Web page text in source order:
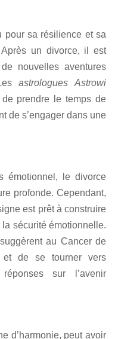
pour sa résilience et sa
un divorce, il est
nouvelles aventures
astrologues Astrowi
prendre le temps de
de s’engager dans une
émotionnel, le divorce
profonde. Cependant,
est prêt à construire
sécurité émotionnelle.
au Cancer de
et de se tourner vers
sur l’avenir
d’harmonie, peut avoir